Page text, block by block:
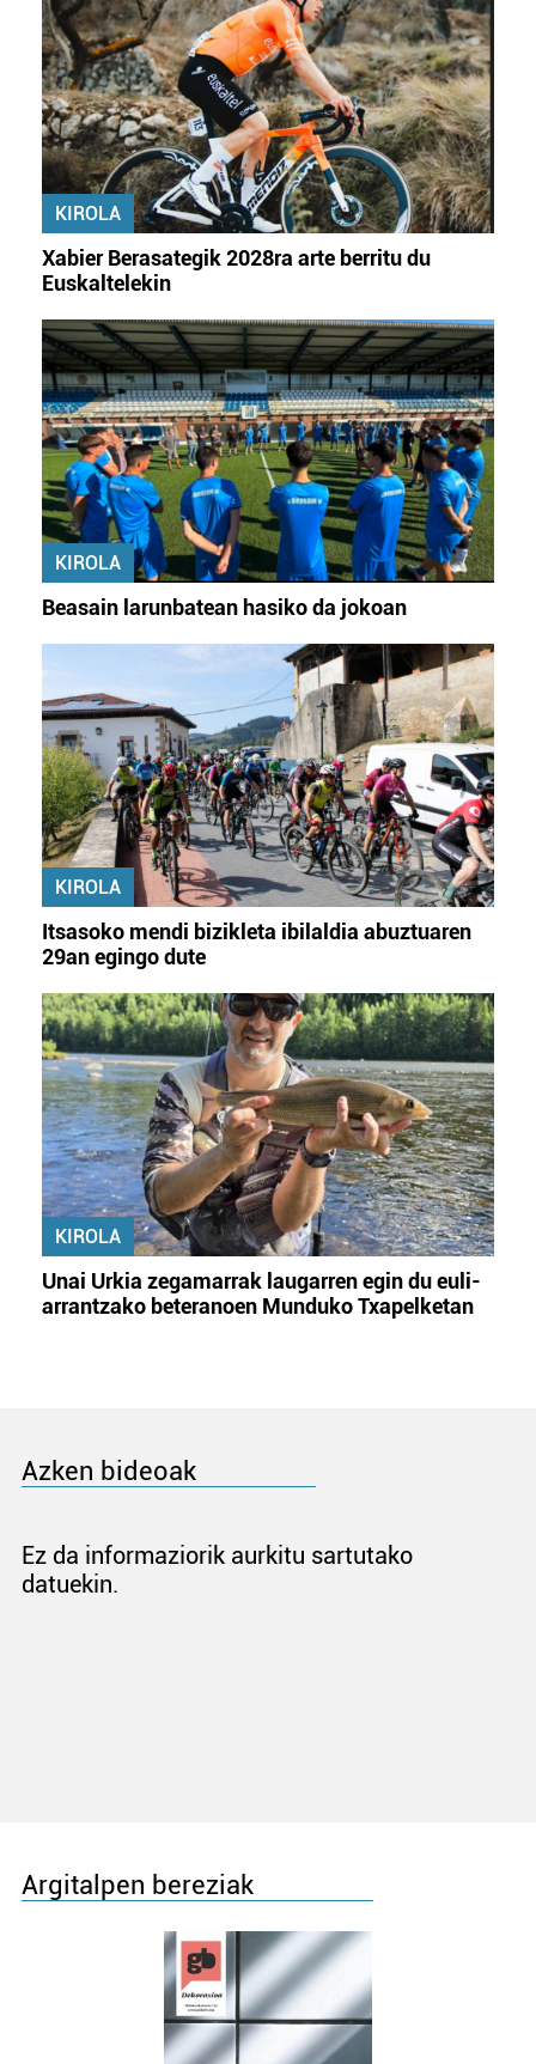
KIROLA
Xabier Berasategik 2028ra arte berritu du
Euskaltelekin
KIROLA
Beasain larunbatean hasiko da jokoan
KIROLA
Itsasoko mendi bizikleta ibilaldia abuztuaren
29an egingo dute
KIROLA
Unai Urkia zegamarrak laugarren egin du euli-
arrantzako beteranoen Munduko Txapelketan
Azken bideoak
Ez da informaziorik aurkitu sartutako
datuekin.
Argitalpen bereziak